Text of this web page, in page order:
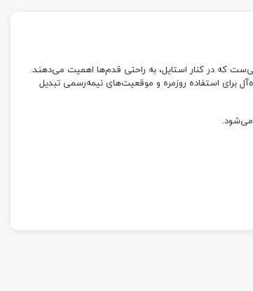
برای استفاده روزمره و موقعیت‌های نیمه‌رسمی تبدیل